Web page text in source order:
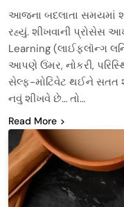
આજના બદલાતા સમયમાં
રહ્યું. શીખવાની પ્રોસેસ
Learning (લાઈફલૉન્ગ
આપણે ઉંમર, નોકરી,
સેલ્ફ-મોટિવેટ થઈને સતત
નવું શીખવે છે… તો…
Read More